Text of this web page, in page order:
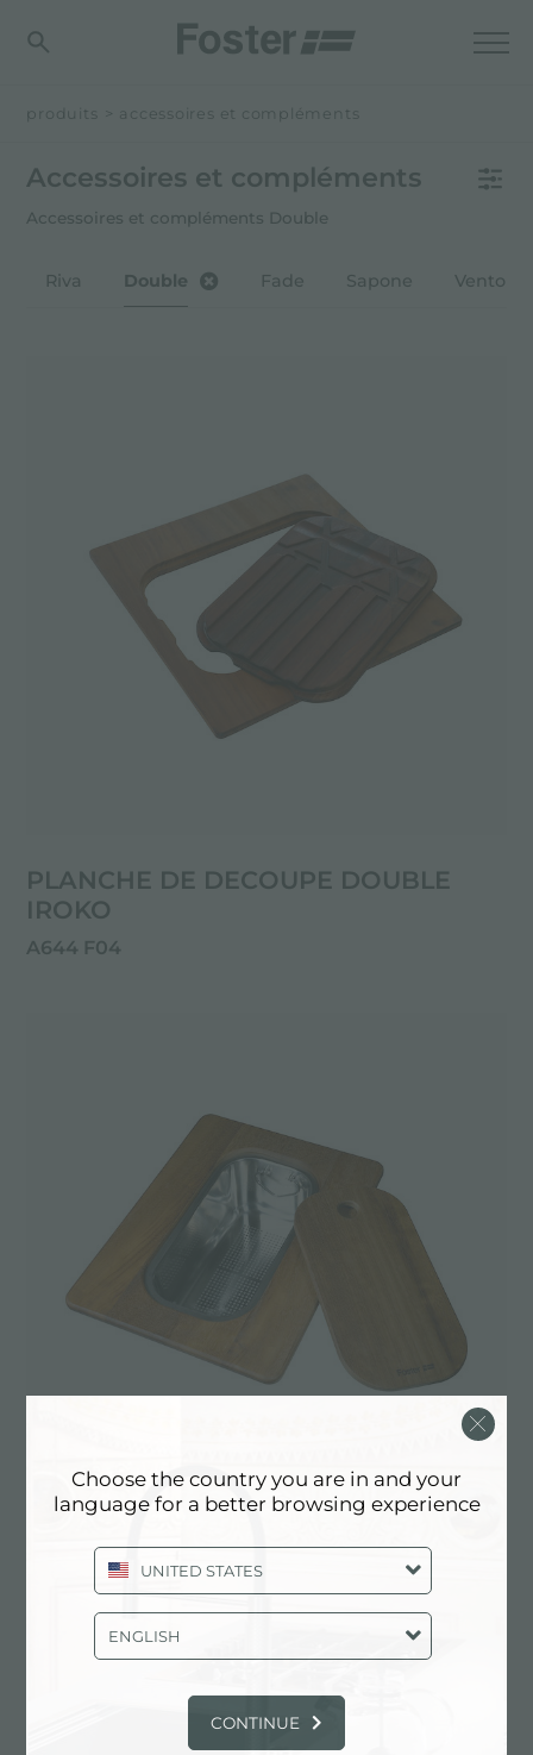
produits > accessoires et compléments
Accessoires et compléments
Accessoires et compléments Double
Riva Double Fade Sapone Vento
PLANCHE DE DECOUPE DOUBLE
IROKO
A644 F04
IROKO
Choose the country you are in and your
language for a better browsing experience
UNITED STATES
ENGLISH
CONTINUE